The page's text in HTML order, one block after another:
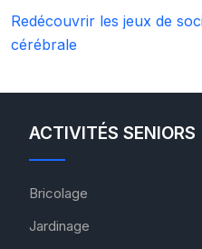
Redécouvrir les jeux de
cérébrale
ACTIVITÉS SENIORS
Bricolage
Jardinage